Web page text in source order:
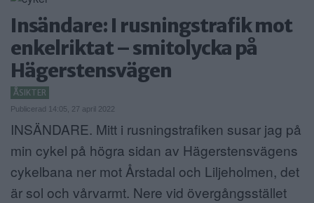
KALENDER
KONTAKT
SAMARBETEN
ANNONSERA
NÄRINGSLIV
Insändare: I rusningstrafik mot
enkelriktat – smitolycka på
Hägerstensvägen
ÅSIKTER
Publicerad 14:05, 27 april 2022
INSÄNDARE. Mitt i rusningstrafiken susar jag på
min cykel på högra sidan av Hägerstensvägens
cykelbana ner mot Årstadal och Liljeholmen, det
är sol och vårvarmt. Nere vid övergångsstället